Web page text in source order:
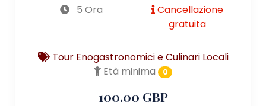
5 Ora
Cancellazione
gratuita
Tour Enogastronomici e Culinari Locali
Età minima
0
100.00 GBP